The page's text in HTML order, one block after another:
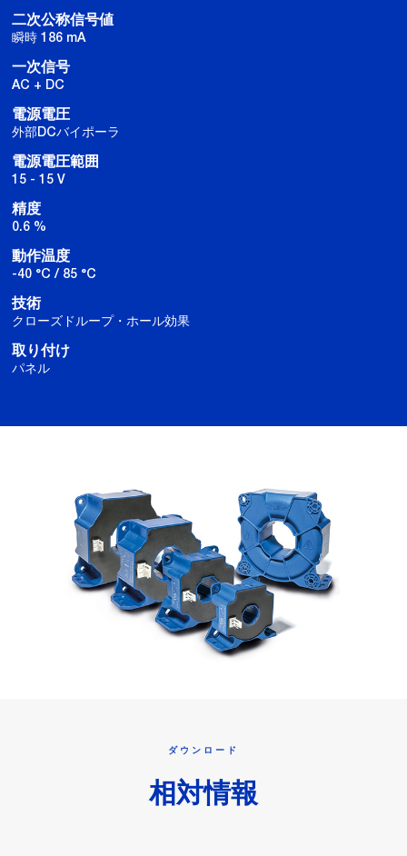
二次公称信号値
瞬時 186 mA
一次信号
AC + DC
電源電圧
外部DCバイポーラ
電源電圧範囲
15 - 15 V
精度
0.6 %
動作温度
-40 °C / 85 °C
技術
クローズドループ・ホール効果
取り付け
パネル
ダウンロード
相対情報